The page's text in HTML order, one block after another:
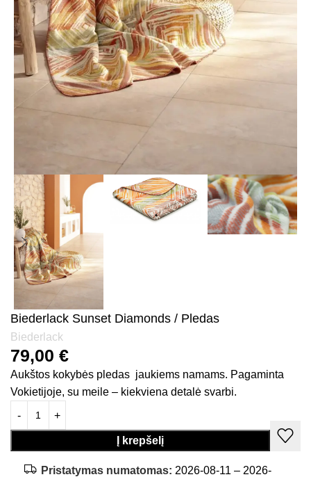
Biederlack Sunset Diamonds / Pledas
Biederlack
79,00 €
Aukštos kokybės pledas jaukiems namams. Pagaminta
Vokietijoje, su meile – kiekviena detalė svarbi.
Į krepšelį
Pristatymas numatomas: 2026-08-11 – 2026-